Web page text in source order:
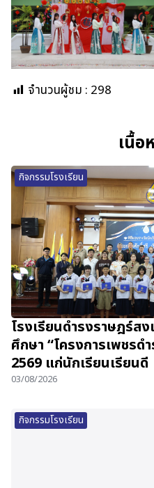
จำนวนผู้ชม : 298
เนื้อ
กิจกรรมโรงเรียน
โรงเรียนดำรงราษฎร์ส
ศึกษา “โครงการเพชรด
2569 แก่นักเรียนเรียนดี
03/08/2026
กิจกรรมโรงเรียน